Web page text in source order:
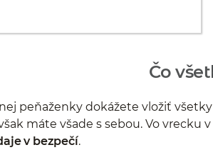
Čo
peňaženky dokážete vložiť všetky
máte všade s sebou. Vo vrecku
v bezpečí.